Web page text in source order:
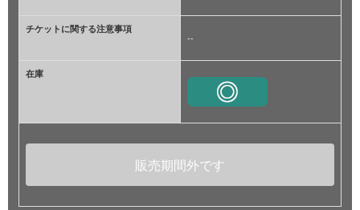
チケットに関する注意事項
--
在庫
販売期間外です